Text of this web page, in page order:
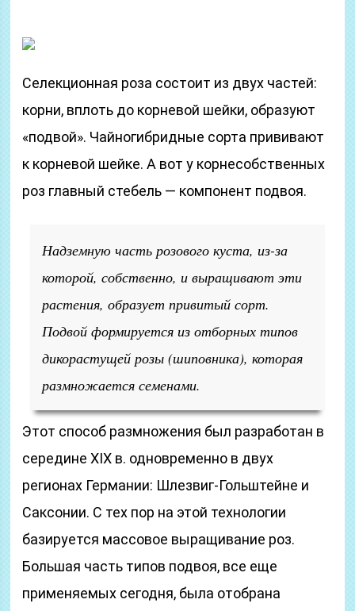
Селекционная роза состоит из двух частей:
корни, вплоть до корневой шейки, образуют
«подвой». Чайногибридные сорта прививают
к корневой шейке. А вот у корнесобственных
роз главный стебель — компонент подвоя.
Надземную часть розового куста, из-за
которой, собственно, и выращивают эти
растения, образует привитый сорт.
Подвой формируется из отборных типов
дикорастущей розы (шиповника), которая
размножается семенами.
Этот способ размножения был разработан в
середине XIX в. одновременно в двух
регионах Германии: Шлезвиг-Гольштейне и
Саксонии. С тех пор на этой технологии
базируется массовое выращивание роз.
Большая часть типов подвоя, все еще
применяемых сегодня, была отобрана